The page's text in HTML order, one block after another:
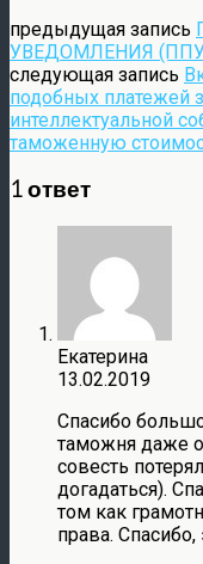
предыдущая запись
УВЕДОМЛЕНИЯ
следующая запись
подобных платежей
интеллектуальной
таможенную
1 ответ
Екатерина
13.02.2019
Спасибо
таможня даже
совесть
догадаться).
том как
права.